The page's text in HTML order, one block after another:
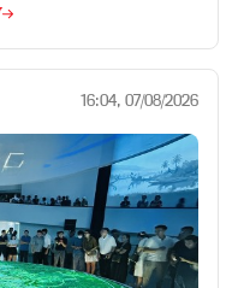
16:04, 07/08/2026